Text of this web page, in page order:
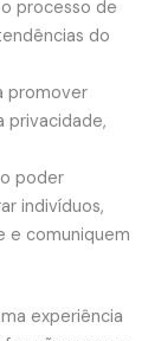
processo de
do
promover
privacidade,
poder
indivíduos,
e comuniquem
experiência